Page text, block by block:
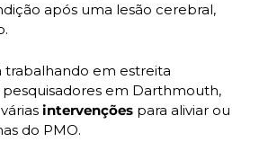
após uma lesão cerebral,
trabalhando em estreita
em Darthmouth,
intervenções para aliviar ou
do PMO.